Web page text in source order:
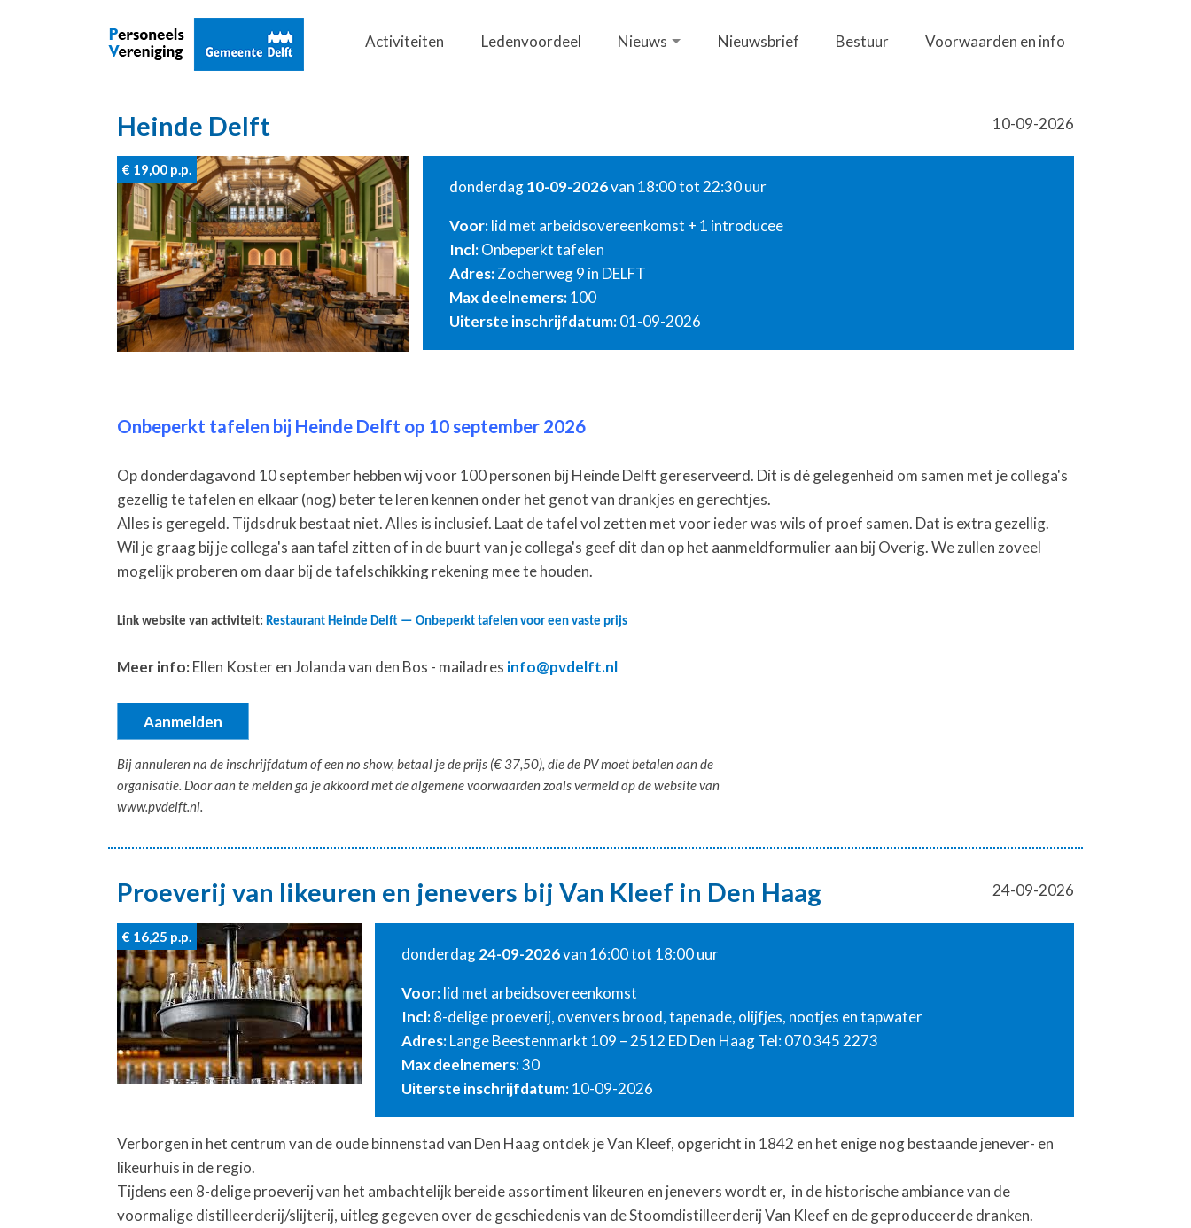
Activiteiten Ledenvoordeel Nieuws Nieuwsbrief Bestuur Voorwaarden en info
10-09-2026
Heinde Delft
€ 19,00 p.p.
donderdag10-09-2026van 18:00 tot 22:30 uur
Voor:lid met arbeidsovereenkomst + 1 introducee
Incl:Onbeperkt tafelen
Adres:Zocherweg 9 in DELFT
Max deelnemers:100
Uiterste inschrijfdatum:01-09-2026
Onbeperkt tafelen bij Heinde Delft op 10 september 2026
Op donderdagavond 10 september hebben wij voor 100 personen bij Heinde Delft gereserveerd. Dit is dé gelegenheid om samen met je collega's
gezellig te tafelen en elkaar (nog) beter te leren kennen onder het genot van drankjes en gerechtjes.
Alles is geregeld. Tijdsdruk bestaat niet. Alles is inclusief. Laat de tafel vol zetten met voor ieder was wils of proef samen. Dat is extra gezellig.
Wil je graag bij je collega's aan tafel zitten of in de buurt van je collega's geef dit dan op het aanmeldformulier aan bij Overig. We zullen zoveel
mogelijk proberen om daar bij de tafelschikking rekening mee te houden.
Link website van activiteit: Restaurant Heinde Delft — Onbeperkt tafelen voor een vaste prijs
Meer info:Ellen Koster en Jolanda van den Bos - mailadres info@pvdelft.nl
Aanmelden
Bij annuleren na de inschrijfdatum of een no show, betaal je de prijs (€ 37,50), die de PV moet betalen aan de
organisatie. Door aan te melden ga je akkoord met de algemene voorwaarden zoals vermeld op de website van
www.pvdelft.nl.
24-09-2026
Proeverij van likeuren en jenevers bij Van Kleef in Den Haag
€ 16,25 p.p.
donderdag24-09-2026van 16:00 tot 18:00 uur
Voor:lid met arbeidsovereenkomst
Incl:8-delige proeverij, ovenvers brood, tapenade, olijfjes, nootjes en tapwater
Adres:Lange Beestenmarkt 109 – 2512 ED Den Haag Tel: 070 345 2273
Max deelnemers:30
Uiterste inschrijfdatum:10-09-2026
Verborgen in het centrum van de oude binnenstad van Den Haag ontdek je Van Kleef, opgericht in 1842 en het enige nog bestaande jenever- en
likeurhuis in de regio.
Tijdens een 8-delige proeverij van het ambachtelijk bereide assortiment likeuren en jenevers wordt er, in de historische ambiance van de
voormalige distilleerderij/slijterij, uitleg gegeven over de geschiedenis van de Stoomdistilleerderij Van Kleef en de geproduceerde dranken.